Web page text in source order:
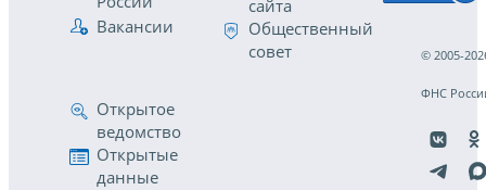
Вакансии
сайта
Общественный
совет
Открытое
ведомство
Открытые
данные
© 2005-
ФНС